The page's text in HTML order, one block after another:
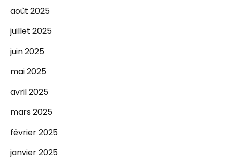
août 2025
juillet 2025
juin 2025
mai 2025
avril 2025
mars 2025
février 2025
janvier 2025